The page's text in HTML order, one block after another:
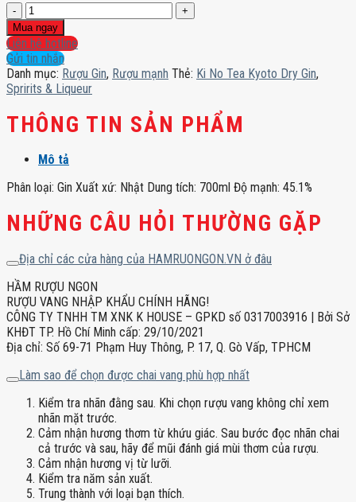
Ki
No
Tea
Kyoto
Dry
Gin
số
lượng
Mua ngay
Liên hệ hotline
Gửi tin nhắn
Danh mục: Rượu Gin, Rượu mạnh Thẻ: Ki No Tea Kyoto Dry Gin,
Spririts & Liqueur
THÔNG TIN SẢN PHẨM
Mô tả
Phân loại: Gin Xuất xứ: Nhật Dung tích: 700ml Độ mạnh: 45.1%
NHỮNG CÂU HỎI THƯỜNG GẶP
Địa chỉ các cửa hàng của HAMRUONGON.VN ở đâu
HẦM RƯỢU NGON
RƯỢU VANG NHẬP KHẨU CHÍNH HÃNG!
CÔNG TY TNHH TM XNK K HOUSE – GPKD số 0317003916 | Bởi Sở
KHĐT TP. Hồ Chí Minh cấp: 29/10/2021
Địa chỉ: Số 69-71 Phạm Huy Thông, P. 17, Q. Gò Vấp, TPHCM
Làm sao để chọn được chai vang phù hợp nhất
Kiểm tra nhãn đằng sau. Khi chọn rượu vang không chỉ xem
nhãn mặt trước.
Cảm nhận hương thơm từ khứu giác. Sau bước đọc nhãn chai
cả trước và sau, hãy để mũi đánh giá mùi thơm của rượu.
Cảm nhận hương vị từ lưỡi.
Kiểm tra năm sản xuất.
Trung thành với loại bạn thích.